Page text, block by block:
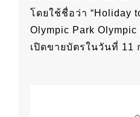
โดยใช้ชื่อว่า “Holiday
Olympic Park
เปิดขายบัตรในวันที่ 11